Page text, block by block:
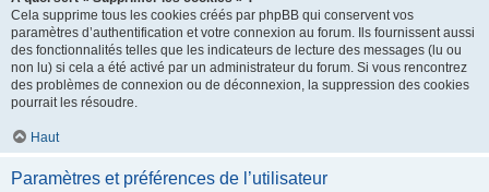
Cela supprime tous les cookies créés par phpBB qui conservent vos
paramètres d’authentification et votre connexion au forum. Ils fournissent aussi
des fonctionnalités telles que les indicateurs de lecture des messages (lu ou
non lu) si cela a été activé par un administrateur du forum. Si vous rencontrez
des problèmes de connexion ou de déconnexion, la suppression des cookies
pourrait les résoudre.
Haut
Paramètres et préférences de l’utilisateur